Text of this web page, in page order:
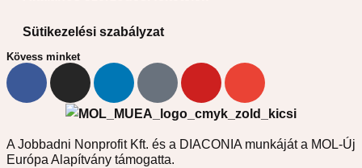
Sütikezelési szabályzat
Kövess minket
A Jobbadni Nonprofit Kft. és a DIACONIA munkáját a MOL-Új
Európa Alapítvány támogatta.